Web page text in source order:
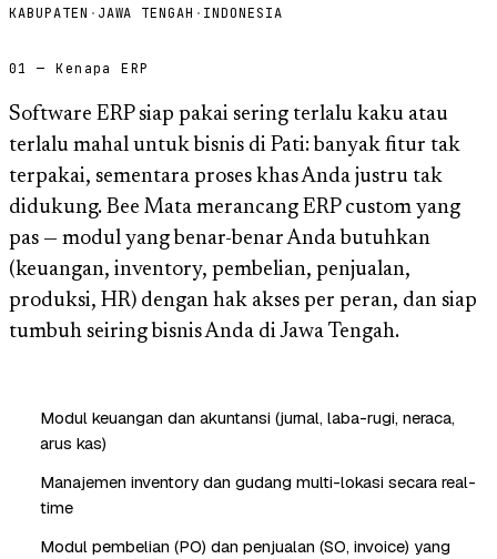
KABUPATEN · JAWA TENGAH · INDONESIA
01 — Kenapa ERP
Software ERP siap pakai sering terlalu kaku atau
terlalu mahal untuk bisnis di Pati: banyak fitur tak
terpakai, sementara proses khas Anda justru tak
didukung. Bee Mata merancang ERP custom yang
pas — modul yang benar-benar Anda butuhkan
(keuangan, inventory, pembelian, penjualan,
produksi, HR) dengan hak akses per peran, dan siap
tumbuh seiring bisnis Anda di Jawa Tengah.
Modul keuangan dan akuntansi (jurnal, laba-rugi, neraca,
arus kas)
Manajemen inventory dan gudang multi-lokasi secara real-
time
Modul pembelian (PO) dan penjualan (SO, invoice) yang